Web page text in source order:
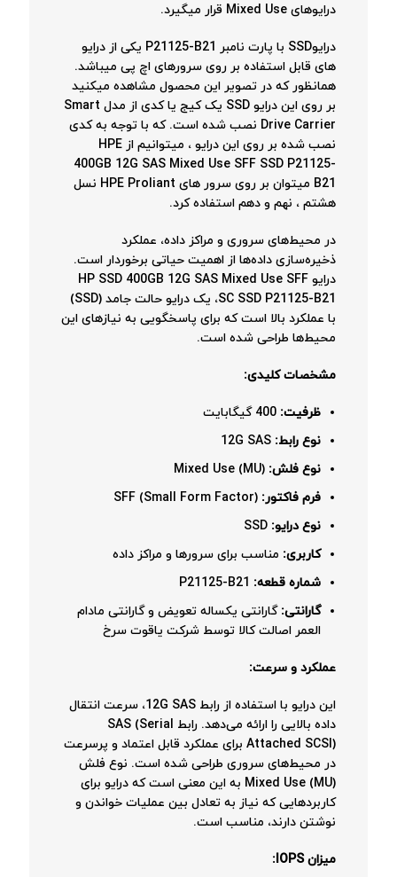
درایوهای Mixed Use قرار میگیرد.
درایوSSD با پارت نامبر P21125-B21 یکی از درایو
های قابل استفاده بر روی سرورهای اچ پی میباشد.
همانظور که در تصویر این محصول مشاهده میکنید
بر روی این درایو SSD یک کیج یا کدی از مدل Smart
Drive Carrier نصب شده است. که با توجه به کدی
نصب شده بر روی این درایو ، میتوانیم از HPE
400GB 12G SAS Mixed Use SFF SSD P21125-
B21 میتوان بر روی سرور های HPE Proliant نسل
هشتم ، نهم و دهم استفاده کرد.
در محیط‌های سروری و مراکز داده، عملکرد
ذخیره‌سازی داده‌ها از اهمیت حیاتی برخوردار است.
درایو HP SSD 400GB 12G SAS Mixed Use SFF
SC SSD P21125-B21، یک درایو حالت جامد (SSD)
با عملکرد بالا است که برای پاسخگویی به نیازهای این
محیط‌ها طراحی شده است.
مشخصات کلیدی:
ظرفیت:
نوع رابط:
نوع فلش:
فرم فاکتور:
نوع درایو:
کاربری: مناسب برای سرورها و مراکز داده
شماره قطعه:
گارانتی: گارانتی یکساله تعویض و گارانتی مادام
العمر اصالت کالا توسط شرکت یاقوت سرخ
عملکرد و سرعت:
این درایو با استفاده از رابط 12G SAS، سرعت انتقال
داده بالایی را ارائه می‌دهد. رابط SAS (Serial
Attached SCSI) برای عملکرد قابل اعتماد و پرسرعت
در محیط‌های سروری طراحی شده است. نوع فلش
Mixed Use (MU) به این معنی است که درایو برای
کاربردهایی که نیاز به تعادل بین عملیات خواندن و
نوشتن دارند، مناسب است.
میزان IOPS: